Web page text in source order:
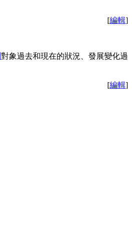
[編輯]
對象過去和現在的狀況、發展變化過
[編輯]